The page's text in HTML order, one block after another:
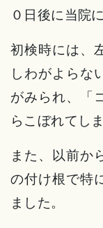
０日後に当院
初検時には、
しわがよらな
がみられ、「
らこぼれてし
また、以前か
の付け根で特
ました。